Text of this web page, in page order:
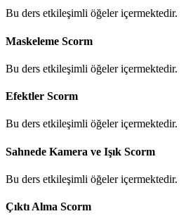
Bu ders etkileşimli öğeler içermektedir.
Maskeleme Scorm
Bu ders etkileşimli öğeler içermektedir.
Efektler Scorm
Bu ders etkileşimli öğeler içermektedir.
Sahnede Kamera ve Işık Scorm
Bu ders etkileşimli öğeler içermektedir.
Çıktı Alma Scorm